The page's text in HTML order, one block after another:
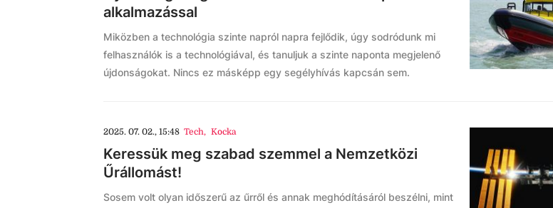
alkalmazással
Miközben a technológia szinte napról napra fejlődik, úgy sodródunk mi
felhasználók is a technológiával, és tanuljuk a szinte naponta megjelenő
újdonságokat. Nincs ez másképp egy segélyhívás kapcsán sem.
2025. 07. 02., 15:48 Tech, Kocka
Keressük meg szabad szemmel a Nemzetközi
Űrállomást!
Sosem volt olyan időszerű az űrről és annak meghódításáról beszélni, mint